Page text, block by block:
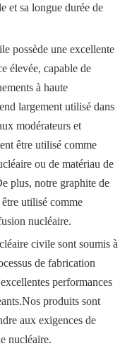
et sa longue durée de
possède une excellente
élevée, capable de
à haute
largement utilisé dans
modérateurs et
être utilisé comme
ou de matériau de
plus, notre graphite de
utilisé comme
nucléaire.
civile sont soumis à
de fabrication
performances
produits sont
aux exigences de
nucléaire.